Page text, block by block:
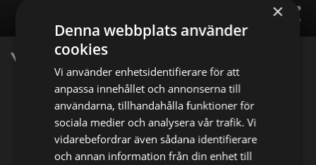
share
Yu Rongguang
×
Denna webbplats använder
cookies
Vi använder enhetsidentifierare för att
anpassa innehållet och annonserna till
användarna, tillhandahålla funktioner för
sociala medier och analysera vår trafik. Vi
vidarebefordrar även sådana identifierare
och annan information från din enhet till